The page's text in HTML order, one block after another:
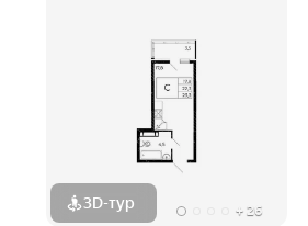
3D-тур + 26